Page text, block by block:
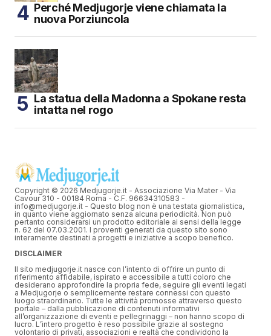
Perché Medjugorje viene chiamata la
nuova Porziuncola
La statua della Madonna a Spokane resta
intatta nel rogo
Copyright © 2026 Medjugorje.it - Associazione Via Mater - Via
Cavour 310 - 00184 Roma - C.F. 96634310583 -
info@medjugorje.it - Questo blog non è una testata giornalistica,
in quanto viene aggiornato senza alcuna periodicità. Non può
pertanto considerarsi un prodotto editoriale ai sensi della legge
n. 62 del 07.03.2001. I proventi generati da questo sito sono
interamente destinati a progetti e iniziative a scopo benefico.
DISCLAIMER
Il sito medjugorje.it nasce con l’intento di offrire un punto di
riferimento affidabile, ispirato e accessibile a tutti coloro che
desiderano approfondire la propria fede, seguire gli eventi legati
a Medjugorje o semplicemente restare connessi con questo
luogo straordinario. Tutte le attività promosse attraverso questo
portale – dalla pubblicazione di contenuti informativi
all’organizzazione di eventi e pellegrinaggi – non hanno scopo di
lucro. L’intero progetto è reso possibile grazie al sostegno
volontario di privati, associazioni e realtà che condividono la